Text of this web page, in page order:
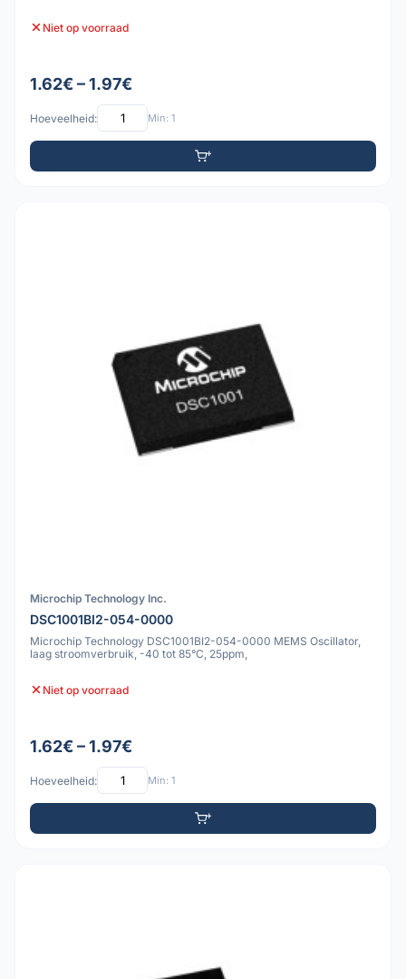
Niet op voorraad
1.62€ – 1.97€
Hoeveelheid: Min: 1
Microchip Technology Inc.
DSC1001BI2-054-0000
Microchip Technology DSC1001BI2-054-0000 MEMS Oscillator,
laag stroomverbruik, -40 tot 85°C, 25ppm,
Niet op voorraad
1.62€ – 1.97€
Hoeveelheid: Min: 1